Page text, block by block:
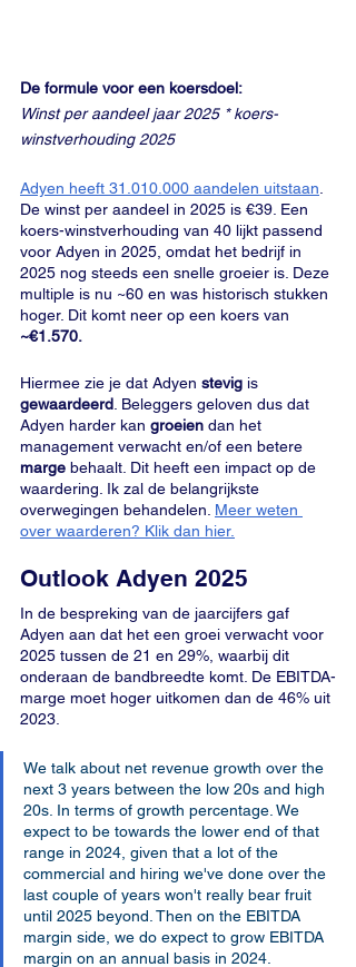
De formule voor een koersdoel:
Winst per aandeel jaar 2025 * koers-
winstverhouding 2025
Adyen heeft 31.010.000 aandelen uitstaan.
De winst per aandeel in 2025 is €39. Een
koers-winstverhouding van 40 lijkt passend
voor Adyen in 2025, omdat het bedrijf in
2025 nog steeds een snelle groeier is. Deze
multiple is nu ~60 en was historisch stukken
hoger. Dit komt neer op een koers van
~€1.570.
Hiermee zie je dat Adyen stevig is
gewaardeerd. Beleggers geloven dus dat
Adyen harder kan groeien dan het
management verwacht en/of een betere
marge behaalt. Dit heeft een impact op de
waardering. Ik zal de belangrijkste
overwegingen behandelen. Meer weten
over waarderen? Klik dan hier.
Outlook Adyen 2025
In de bespreking van de jaarcijfers gaf
Adyen aan dat het een groei verwacht voor
2025 tussen de 21 en 29%, waarbij dit
onderaan de bandbreedte komt. De EBITDA-
marge moet hoger uitkomen dan de 46% uit
2023.
We talk about net revenue growth over the
next 3 years between the low 20s and high
20s. In terms of growth percentage. We
expect to be towards the lower end of that
range in 2024, given that a lot of the
commercial and hiring we've done over the
last couple of years won't really bear fruit
until 2025 beyond. Then on the EBITDA
margin side, we do expect to grow EBITDA
margin on an annual basis in 2024.